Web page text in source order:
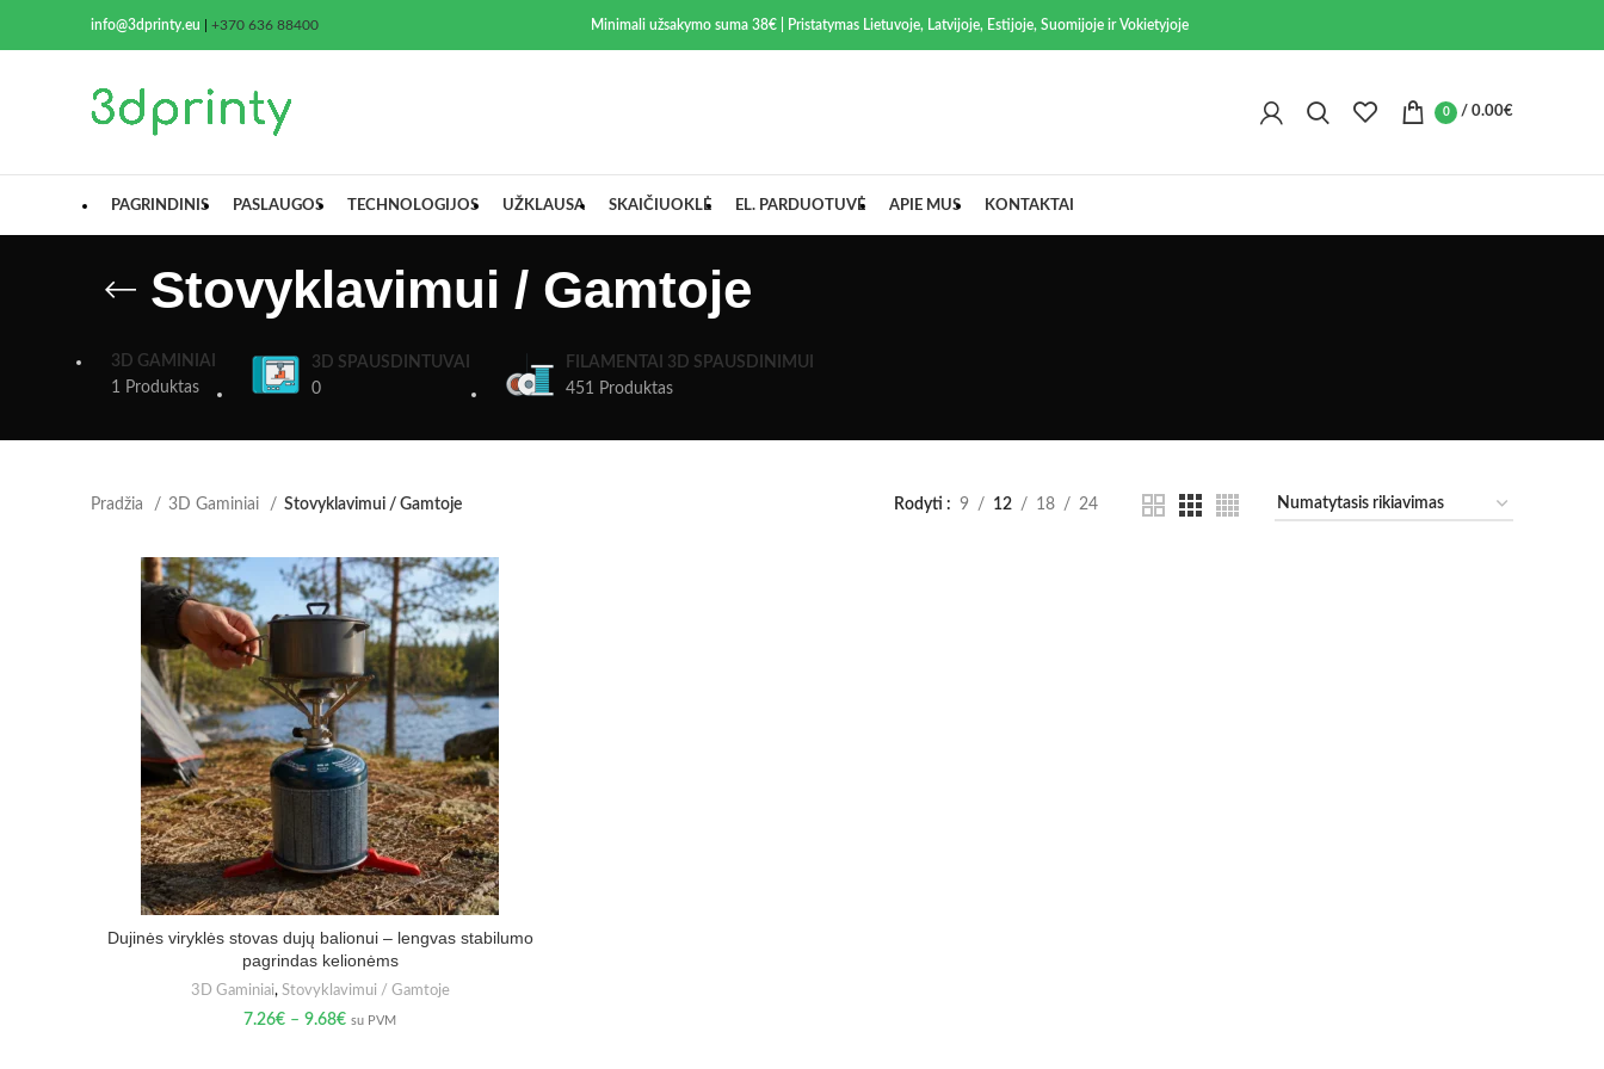
info@3dprinty.eu +370 636 88400 Minimali užsakymo suma 38€ | Pristatymas Lietuvoje, Latvijoje, Estijoje, Suomijoje ir Vokietyjoje
0 / 0.00€
PAGRINDINIS PASLAUGOS TECHNOLOGIJOS UŽKLAUSA SKAIČIUOKLĖ EL. PARDUOTUVĖ APIE MUS KONTAKTAI
Stovyklavimui / Gamtoje
3D GAMINIAI
1 Produktas
3D SPAUSDINTUVAI
0
FILAMENTAI 3D SPAUSDINIMUI
451 Produktas
Pradžia 3D Gaminiai Stovyklavimui / Gamtoje Rodyti 9 12 18 24
Dujinės viryklės stovas dujų balionui – lengvas stabilumo
pagrindas kelionėms
3D Gaminiai, Stovyklavimui / Gamtoje
7.26€ – 9.68€ su PVM